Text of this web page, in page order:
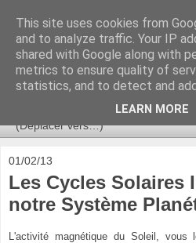
Ça se passe
Astronomie, Astrophysique,
L'infini se contemple,
01/02/13
Les Cycles Solaires
notre Système
L'activité magnétique du Soleil,
This site uses cookies from
and to analyze traffic. Your IP
shared with Google along with
metrics to ensure quality of
statistics, and to detect and
LEARN MORE